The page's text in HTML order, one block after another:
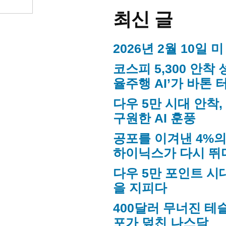
최신 글
2026년 2월 10일
코스피 5,300 안착
율주행 AI’가 바톤
다우 5만 시대 안착
구원한 AI 훈풍
공포를 이겨낸 4%
하이닉스가 다시 뛰
다우 5만 포인트 시
을 지피다
400달러 무너진 테
포가 덮친 나스닥